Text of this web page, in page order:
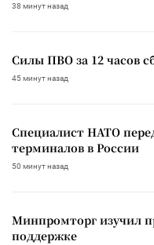
38 минут назад
Силы ПВО за 12 часов
45 минут назад
Специалист НАТО
терминалов в России
50 минут назад
Минпромторг изучил
поддержке